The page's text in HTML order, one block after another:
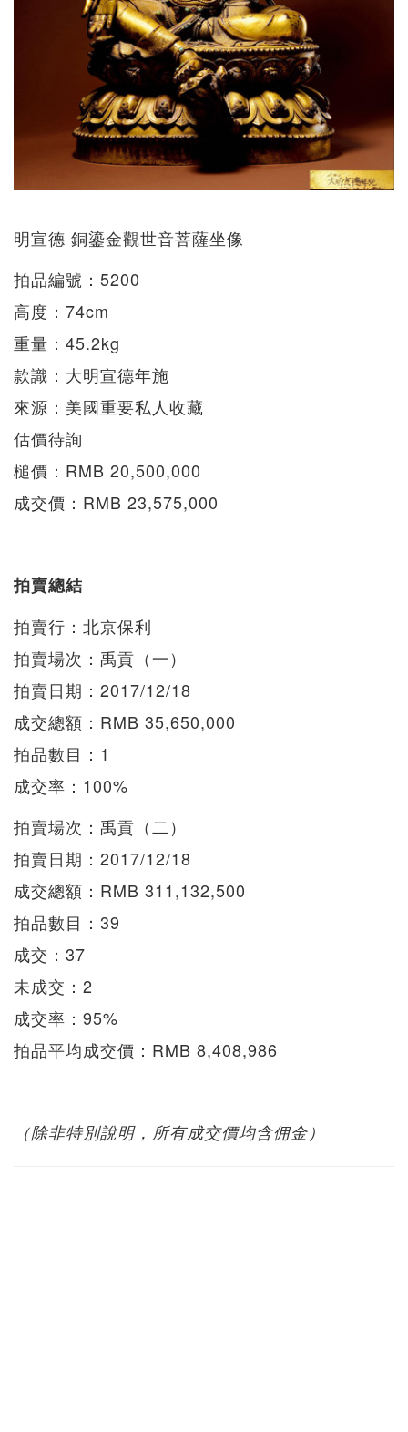
明宣德 銅鎏金觀世音菩薩坐像
拍品編號：5200
高度：74cm
重量：45.2kg
款識：大明宣德年施
來源：美國重要私人收藏
估價待詢
槌價：RMB 20,500,000
成交價：RMB 23,575,000
拍賣總結
拍賣行：北京保利
拍賣場次：禹貢（一）
拍賣日期：2017/12/18
成交總額：RMB 35,650,000
拍品數目：1
成交率：100%
拍賣場次：禹貢（二）
拍賣日期：2017/12/18
成交總額：RMB 311,132,500
拍品數目：39
成交：37
未成交：2
成交率：95%
拍品平均成交價：RMB 8,408,986
（除非特別說明，所有成交價均含佣金）